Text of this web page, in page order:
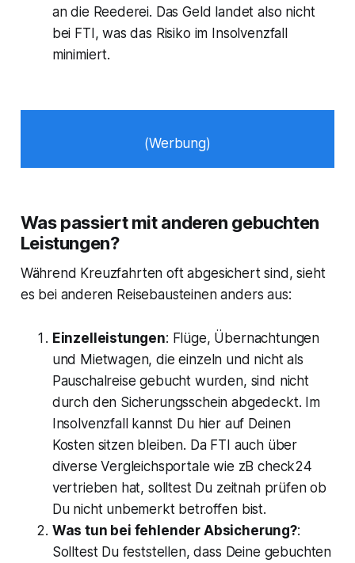
an die Reederei. Das Geld landet also nicht
bei FTI, was das Risiko im Insolvenzfall
minimiert.
(Werbung)
Was passiert mit anderen gebuchten
Leistungen?
Während Kreuzfahrten oft abgesichert sind, sieht
es bei anderen Reisebausteinen anders aus:
Einzelleistungen: Flüge, Übernachtungen
und Mietwagen, die einzeln und nicht als
Pauschalreise gebucht wurden, sind nicht
durch den Sicherungsschein abgedeckt. Im
Insolvenzfall kannst Du hier auf Deinen
Kosten sitzen bleiben. Da FTI auch über
diverse Vergleichsportale wie zB check24
vertrieben hat, solltest Du zeitnah prüfen ob
Du nicht unbemerkt betroffen bist.
Was tun bei fehlender Absicherung?:
Solltest Du feststellen, dass Deine gebuchten